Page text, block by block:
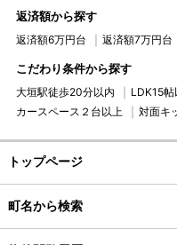
返済額から探す
返済額6万円台 返済額7万円台
こだわり条件から探す
大垣駅徒歩20分以内 LDK15帖
カースペース２台以上
対面キ
トップページ
町名から検索